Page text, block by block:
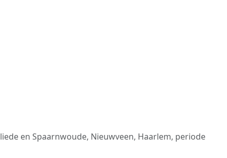
en Spaarnwoude, Nieuwveen, Haarlem, periode